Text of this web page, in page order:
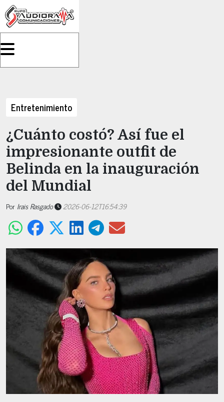
Entretenimiento
¿Cuánto costó? Así fue el
impresionante outfit de
Belinda en la inauguración
del Mundial
Por Irais Rasgado 2026-06-12T16:54:39